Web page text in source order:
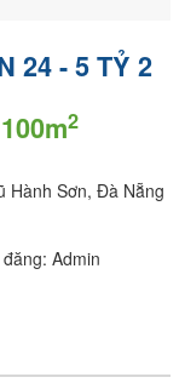
24 - 5 TỶ 2
100m2
Hành Sơn, Đà Nẵng
Admin